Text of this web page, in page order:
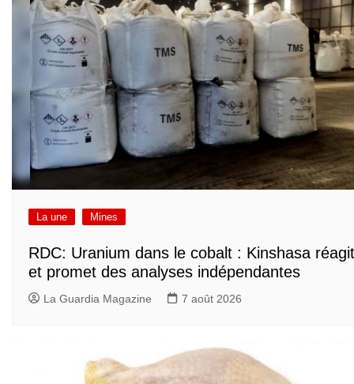
La une Mines
RDC: Uranium dans le cobalt : Kinshasa réagit
et promet des analyses indépendantes
La Guardia Magazine 7 août 2026